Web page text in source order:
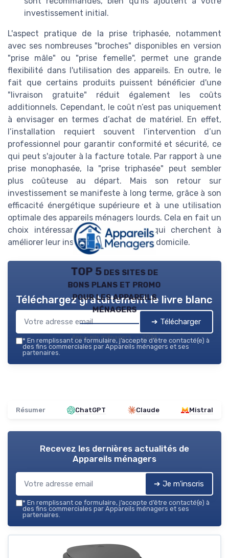
investissement initial.
L'aspect pratique de la prise triphasée, notamment
avec ses nombreuses "broches" disponibles en version
"prise mâle" ou "prise femelle", permet une grande
flexibilité dans l'utilisation des appareils. En outre, le
fait que certains produits puissent bénéficier d'une
"livraison gratuite" réduit également les coûts
additionnels. Cependant, le coût n’est pas uniquement
à envisager en termes d’achat de matériel. En effet,
l’installation requiert souvent l’intervention d’un
professionnel pour garantir conformité et sécurité, ce
qui peut s'ajouter à la facture totale. Par rapport à une
prise monophasée, la "prise triphasée" peut sembler
plus coûteuse au départ. Mais son retour sur
investissement se manifeste à long terme, grâce à son
efficacité énergétique supérieure et à une utilisation
optimale des appareils ménagers lourds. Cela en fait un
choix intéressant pour tout ceux qui cherchent à
améliorer leur installation électrique à domicile.
TOP 5 des sites de
bons plans et promo
pour les appareils
ménagers
Appareils ménagers — 2026
Téléchargez gratuitement le livre blanc
➔ Télécharger
* En remplissant ce formulaire, j’accepte d’être contacté(e) à
des fins commerciales par Appareils ménagers et ses
partenaires.
Résumer ChatGPT Claude Mistral
Recevez les dernières actualités de
Appareils ménagers
➔ Je m'inscris
* En remplissant ce formulaire, j’accepte d’être contacté(e) à
des fins commerciales par Appareils ménagers et ses
partenaires.